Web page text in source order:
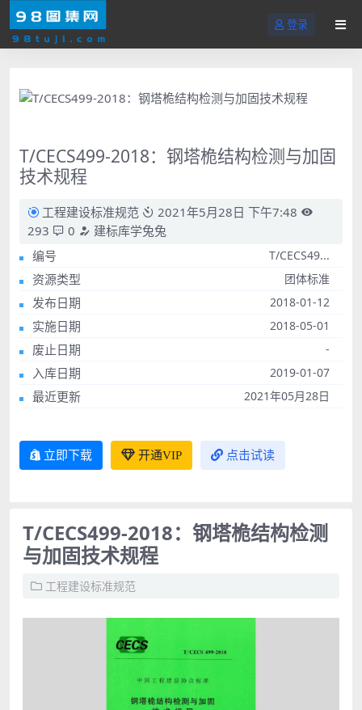
登录
T/CECS499-2018：钢塔桅结构检测与加固
技术规程
工程建设标准规范
2021年5月28日 下午7:48
293
0
建标库学兔兔
编号
T/CECS49...
资源类型 团体标准
发布日期 2018-01-12
实施日期 2018-05-01
废止日期 -
入库日期 2019-01-07
最近更新 2021年05月28日
立即下载 开通VIP 点击试读
T/CECS499-2018：钢塔桅结构检测
与加固技术规程
工程建设标准规范